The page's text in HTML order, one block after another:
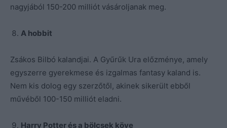
nagyjából 150-200 milliót vásároljanak meg.
A hobbit
Zsákos Bilbó kalandjai. A Gyűrűk Ura előzménye, amely
egyszerre gyerekmese és izgalmas fantasy kaland is.
Nem kis dolog egy szerzőtől, akinek sikerült ebből
művéből 100-150 milliót eladni.
Harry Potter és a bölcsek köve